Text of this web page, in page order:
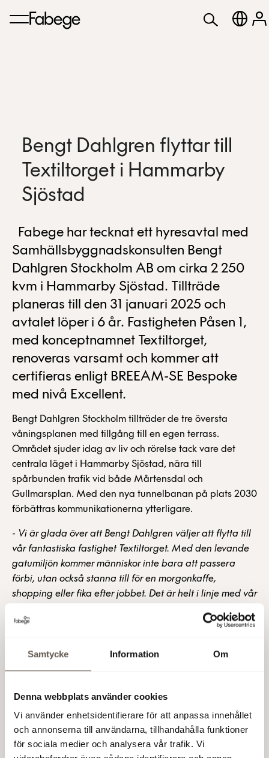
Samtycke Information Om
Denna webbplats använder cookies
Vi använder enhetsidentifierare för att anpassa innehållet
och annonserna till användarna, tillhandahålla funktioner
för sociala medier och analysera vår trafik. Vi
Bengt Dahlgren flyttar till
Textiltorget i Hammarby
Sjöstad
Fabege har tecknat ett hyresavtal med
Samhällsbyggnadskonsulten Bengt
Dahlgren Stockholm AB om cirka 2 250
kvm i Hammarby Sjöstad. Tillträde
planeras till den 31 januari 2025 och
avtalet löper i 6 år. Fastigheten Påsen 1,
med konceptnamnet Textiltorget,
renoveras varsamt och kommer att
certifieras enligt BREEAM-SE Bespoke
med nivå Excellent.
Bengt Dahlgren Stockholm tillträder de tre översta
våningsplanen med tillgång till en egen terrass.
Området sjuder idag av liv och rörelse tack vare det
centrala läget i Hammarby Sjöstad, nära till
spårbunden trafik vid både Mårtensdal och
Gullmarsplan. Med den nya tunnelbanan på plats 2030
förbättras kommunikationerna ytterligare.
- Vi är glada över att Bengt Dahlgren väljer att flytta till
vår fantastiska fastighet Textiltorget. Med den levande
gatumiljön kommer människor inte bara att passera
förbi, utan också stanna till för en morgonkaffe,
shopping eller fika efter jobbet. Det är helt i linje med vår
säger Linus Tillander, uthyrare på Fabege.
Fabege har genomgående varit måna om gestaltningen
behov. Tillsammans med Tengbom Arkitekter skapas en
-Vi är mycket glada över att kunna meddela att vi flyttar